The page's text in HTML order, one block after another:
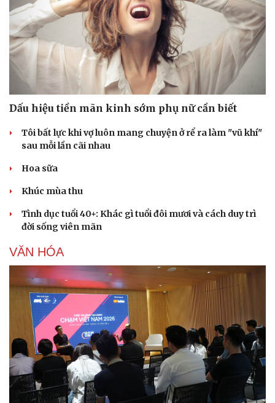
Văn hóa
Sân khấu - Điện ảnh
Văn học
Âm nhạc
Di sản
Giải trí
Nghệ sĩ
Thời trang
Sao Việt
Dấu hiệu tiền mãn kinh sớm phụ nữ cần biết
Tôi bất lực khi vợ luôn mang chuyện ở rể ra làm "vũ khí"
sau mỗi lần cãi nhau
Hoa sữa
Khúc mùa thu
Tình dục tuổi 40+: Khác gì tuổi đôi mươi và cách duy trì
đời sống viên mãn
VĂN HÓA